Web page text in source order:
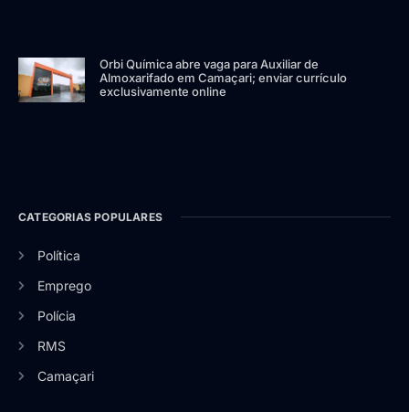
Orbi Química abre vaga para Auxiliar de
Almoxarifado em Camaçari; enviar currículo
exclusivamente online
CATEGORIAS POPULARES
Política
Emprego
Polícia
RMS
Camaçari